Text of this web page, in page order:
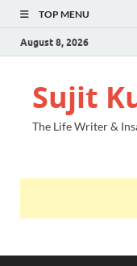
TOP MENU
August 8, 2026
Sujit
The Life Writer &